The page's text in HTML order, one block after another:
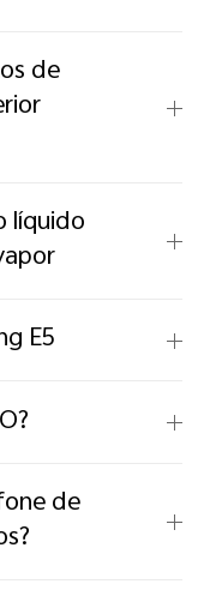
de
líquido
E5
de